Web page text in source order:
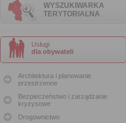
WYSZUKIWARKA
TERYTORIALNA
Usługi
dla obywateli
Architektura i planowanie
przestrzenne
Bezpieczeństwo i zarządzanie
kryzysowe
Drogownictwo